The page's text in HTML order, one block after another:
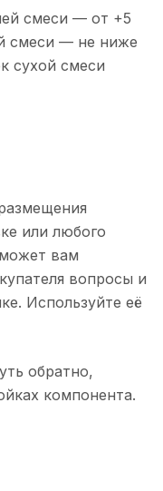
смеси — от +5
смеси — не ниже
сухой смеси
или любого
вам
вопросы и
Используйте её
обратно,
компонента.